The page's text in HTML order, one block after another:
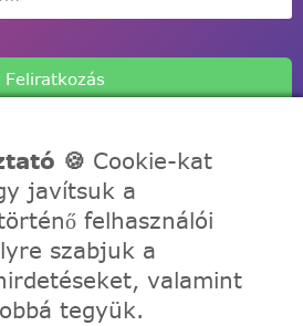
Feliratkozás
te is alkothatsz, akár egy
a remekműved korábbi
fel és fejezd ki a kreativitásod!
🍪 Cookie-kat
javítsuk a
felhasználói
szabjuk a
valamint
tegyük.